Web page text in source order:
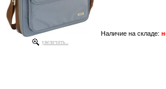
увеличить...
Наличие на складе: